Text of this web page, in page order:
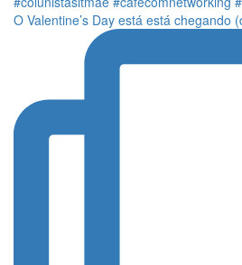
O Valentine’s Day está está chegando